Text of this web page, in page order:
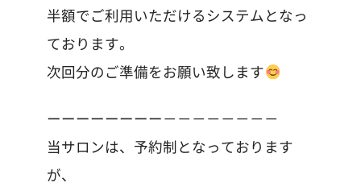
半額でご利用いただけるシステムとなっ
ております。
次回分のご準備をお願い致します
ーーーーーーーー－－－－－－－－
当サロンは、予約制となっております
が、